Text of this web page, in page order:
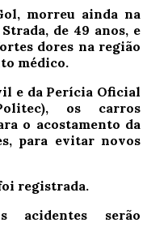
morreu ainda na
de 49 anos, e
dores na região
médico.
e da Perícia Oficial
os carros
o acostamento da
para evitar novos
registrada.
acidentes serão